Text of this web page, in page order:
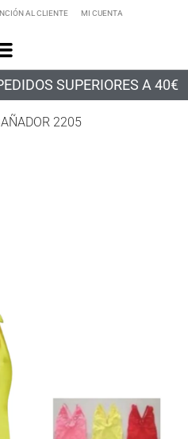
AL CLIENTE MI CUENTA
SUPERIORES A 40€
2205